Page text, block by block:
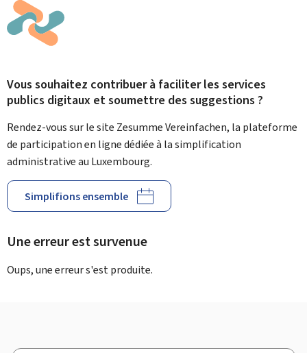
Vous souhaitez contribuer à faciliter les services
publics digitaux et soumettre des suggestions ?
Rendez-vous sur le site Zesumme Vereinfachen, la plateforme
de participation en ligne dédiée à la simplification
administrative au Luxembourg.
Simplifions ensemble
Une erreur est survenue
Oups, une erreur s'est produite.